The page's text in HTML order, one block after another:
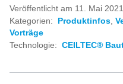
Veröffentlicht am 11. Mai 2021
Kategorien:
Produktinfos,
Vorträge
Technologie: CEILTEC®